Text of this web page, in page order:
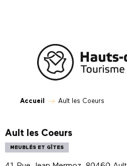
Accueil Ault les Coeurs
Ault les Coeurs
MEUBLÉS ET GÎTES